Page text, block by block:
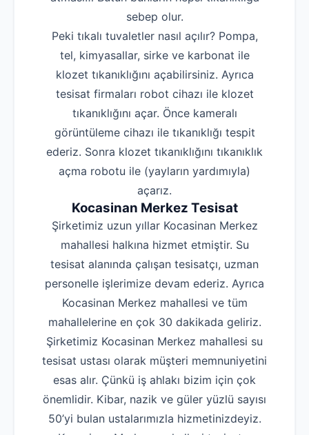
sebep olur.
Peki tıkalı tuvaletler nasıl açılır? Pompa,
tel, kimyasallar, sirke ve karbonat ile
klozet tıkanıklığını açabilirsiniz. Ayrıca
tesisat firmaları robot cihazı ile klozet
tıkanıklığını açar. Önce kameralı
görüntüleme cihazı ile tıkanıklığı tespit
ederiz. Sonra klozet tıkanıklığını tıkanıklık
açma robotu ile (yayların yardımıyla)
açarız.
Kocasinan Merkez Tesisat
Şirketimiz uzun yıllar Kocasinan Merkez
mahallesi halkına hizmet etmiştir. Su
tesisat alanında çalışan tesisatçı, uzman
personelle işlerimize devam ederiz. Ayrıca
Kocasinan Merkez mahallesi ve tüm
mahallelerine en çok 30 dakikada geliriz.
Şirketimiz Kocasinan Merkez mahallesi su
tesisat ustası olarak müşteri memnuniyetini
esas alır. Çünkü iş ahlakı bizim için çok
önemlidir. Kibar, nazik ve güler yüzlü sayısı
50’yi bulan ustalarımızla hizmetinizdeyiz.